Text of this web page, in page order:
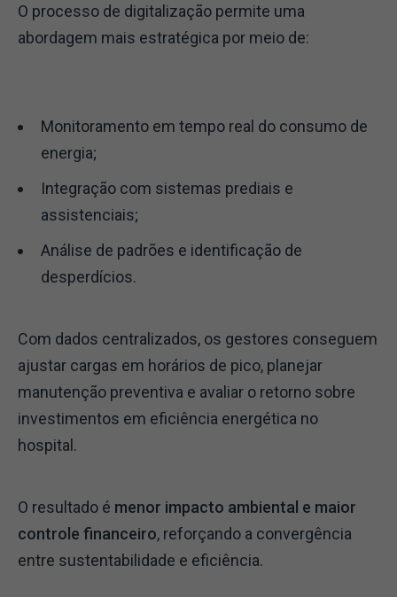
O processo de digitalização permite uma
abordagem mais estratégica por meio de:
Monitoramento em tempo real do consumo de
energia;
Integração com sistemas prediais e
assistenciais;
Análise de padrões e identificação de
desperdícios.
Com dados centralizados, os gestores conseguem
ajustar cargas em horários de pico, planejar
manutenção preventiva e avaliar o retorno sobre
investimentos em eficiência energética no
hospital.
O resultado é menor impacto ambiental e maior
controle financeiro, reforçando a convergência
entre sustentabilidade e eficiência.